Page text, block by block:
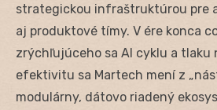
strategickou infraštruktúrou pre
aj produktové tímy. V ére konca
zrýchľujúceho sa AI cyklu a tlaku
efektivitu sa Martech mení z
modulárny, dátovo riadený